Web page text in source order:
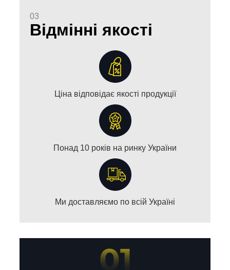
03
Відмінні якості
Ціна відповідає якості продукції
Понад 10 років на ринку України
Ми доставляємо по всій Україні